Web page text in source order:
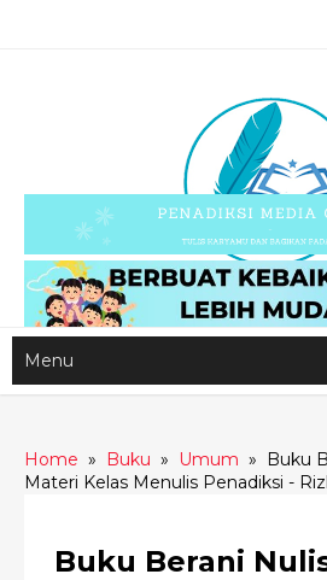
Home » Buku » Umum » Buku
Materi Kelas Menulis Penadiksi -
Buku Berani